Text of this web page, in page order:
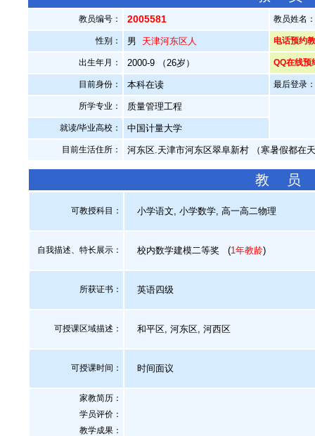
教员编号： 2005581 教员姓名
性别： 男 天津河东区人 电话预约
出生年月： 2000-9 （26岁） QQ在线预
目前身份： 本科在读 最后登录
所学专业： 质量管理工程
就读/毕业高校： 中国计量大学
目前生活住所： 河东区.天津市河东区翠阜新村 （寒暑假都在
教 员
可教授科目： 小学语文, 小学数学, 高一高二物理
自我描述、特长展示 ： 校内数学建模二等奖 (1年教龄)
所获证书 ： 英语四级
可授课区域描述： 和平区, 河东区, 河西区
可授课时间： 时间面议
家教简历：
学员评价：
教学成果：